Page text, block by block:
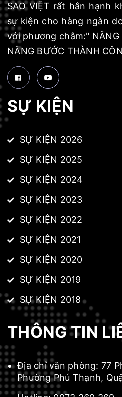
SAO VIỆT rất hân hạnh
sự kiện cho hàng ngàn
với phương châm:" NÂNG
NÂNG BƯỚC THÀNH
SỰ KIỆN
SỰ KIỆN 2026
SỰ KIỆN 2025
SỰ KIỆN 2024
SỰ KIỆN 2023
SỰ KIỆN 2022
SỰ KIỆN 2021
SỰ KIỆN 2020
SỰ KIỆN 2019
SỰ KIỆN 2018
THÔNG TIN
Địa chỉ văn phòng: 77
Phường Phú Thạnh,